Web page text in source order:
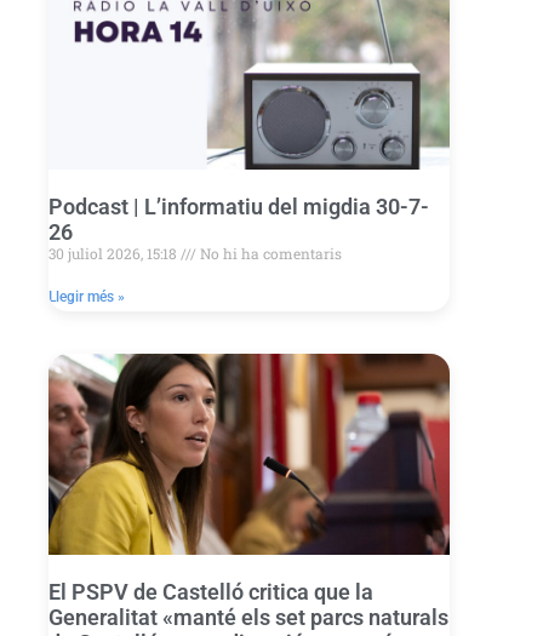
Podcast | L’informatiu del migdia 30-7-
26
30 juliol 2026, 15:18 No hi ha comentaris
Llegir més »
El PSPV de Castelló critica que la
Generalitat «manté els set parcs naturals